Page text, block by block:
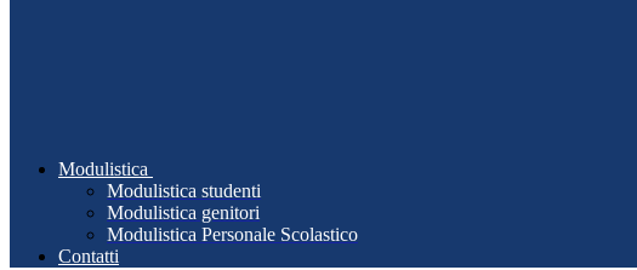
Modulistica
Modulistica studenti
Modulistica genitori
Modulistica Personale Scolastico
Contatti